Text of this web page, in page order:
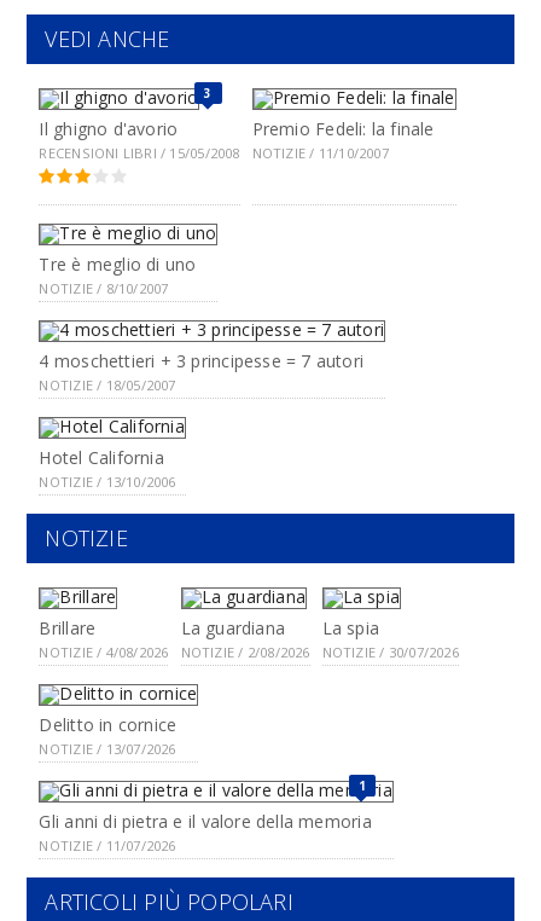
VEDI ANCHE
3
Il ghigno d'avorio
RECENSIONI LIBRI / 15/05/2008
Premio Fedeli: la finale
NOTIZIE / 11/10/2007
Tre è meglio di uno
NOTIZIE / 8/10/2007
4 moschettieri + 3 principesse = 7 autori
NOTIZIE / 18/05/2007
Hotel California
NOTIZIE / 13/10/2006
NOTIZIE
Brillare
NOTIZIE / 4/08/2026
La guardiana
NOTIZIE / 2/08/2026
La spia
NOTIZIE / 30/07/2026
Delitto in cornice
NOTIZIE / 13/07/2026
1
Gli anni di pietra e il valore della memoria
NOTIZIE / 11/07/2026
ARTICOLI PIÙ POPOLARI